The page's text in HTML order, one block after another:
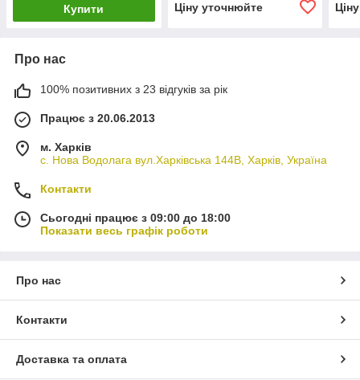
Купити Ціну уточнюйте
Про нас
100% позитивних з 23 відгуків за рік
Працює з 20.06.2013
м. Харків
с. Нова Водолага вул.Харківська 144В, Харків, Україна
Контакти
Сьогодні працює з 09:00 до 18:00
Показати весь графік роботи
Про нас
Контакти
Доставка та оплата